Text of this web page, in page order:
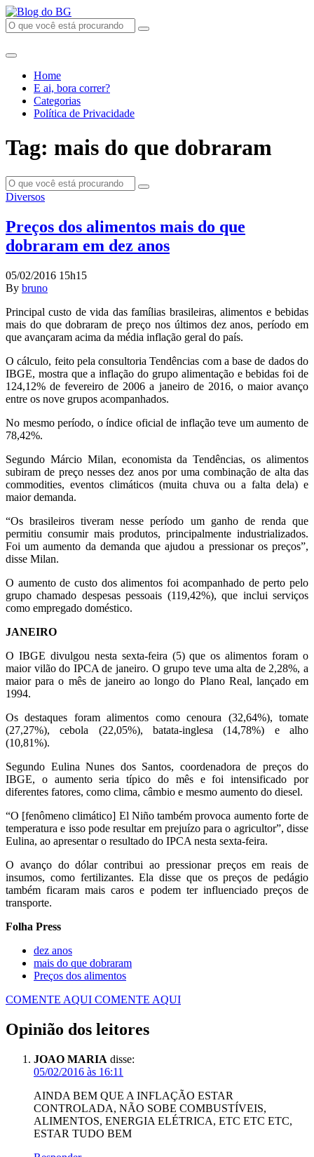
Home
E ai, bora correr?
Categorias
Política de Privacidade
Tag: mais do que dobraram
Diversos
Preços dos alimentos mais do que
dobraram em dez anos
05/02/2016 15h15
By bruno
Principal custo de vida das famílias brasileiras, alimentos e bebidas
mais do que dobraram de preço nos últimos dez anos, período em
que avançaram acima da média inflação geral do país.
O cálculo, feito pela consultoria Tendências com a base de dados do
IBGE, mostra que a inflação do grupo alimentação e bebidas foi de
124,12% de fevereiro de 2006 a janeiro de 2016, o maior avanço
entre os nove grupos acompanhados.
No mesmo período, o índice oficial de inflação teve um aumento de
78,42%.
Segundo Márcio Milan, economista da Tendências, os alimentos
subiram de preço nesses dez anos por uma combinação de alta das
commodities, eventos climáticos (muita chuva ou a falta dela) e
maior demanda.
“Os brasileiros tiveram nesse período um ganho de renda que
permitiu consumir mais produtos, principalmente industrializados.
Foi um aumento da demanda que ajudou a pressionar os preços”,
disse Milan.
O aumento de custo dos alimentos foi acompanhado de perto pelo
grupo chamado despesas pessoais (119,42%), que inclui serviços
como empregado doméstico.
JANEIRO
O IBGE divulgou nesta sexta-feira (5) que os alimentos foram o
maior vilão do IPCA de janeiro. O grupo teve uma alta de 2,28%, a
maior para o mês de janeiro ao longo do Plano Real, lançado em
1994.
Os destaques foram alimentos como cenoura (32,64%), tomate
(27,27%), cebola (22,05%), batata-inglesa (14,78%) e alho
(10,81%).
Segundo Eulina Nunes dos Santos, coordenadora de preços do
IBGE, o aumento seria típico do mês e foi intensificado por
diferentes fatores, como clima, câmbio e mesmo aumento do diesel.
“O [fenômeno climático] El Niño também provoca aumento forte de
temperatura e isso pode resultar em prejuízo para o agricultor”, disse
Eulina, ao apresentar o resultado do IPCA nesta sexta-feira.
O avanço do dólar contribui ao pressionar preços em reais de
insumos, como fertilizantes. Ela disse que os preços de pedágio
também ficaram mais caros e podem ter influenciado preços de
transporte.
Folha Press
dez anos
mais do que dobraram
Preços dos alimentos
COMENTE AQUI COMENTE AQUI
Opinião dos leitores
JOAO MARIA disse:
05/02/2016 às 16:11
AINDA BEM QUE A INFLAÇÃO ESTAR
CONTROLADA, NÃO SOBE COMBUSTÍVEIS,
ALIMENTOS, ENERGIA ELÉTRICA, ETC ETC ETC,
ESTAR TUDO BEM